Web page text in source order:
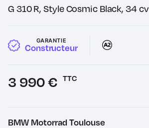
G 310 R, Style Cosmic Black, 34 cv
GARANTIE
Constructeur
Prix :
3 990 € TTC
BMW Motorrad Toulouse